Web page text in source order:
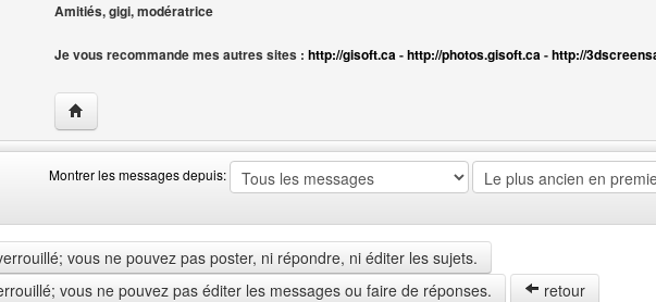
Amitiés, gigi, modératrice
Je vous recommande mes autres sites : http://gisoft.ca-http://photos.gisoft.ca-http://
Visiter le site web de l'utilisateur: gif-transparent
Montrer les messages depuis:
les
messages
depuis
by
vous ne pouvez pas poster, ni répondre, ni éditer les sujets.
vous ne pouvez pas éditer les messages ou faire de réponses.
retour